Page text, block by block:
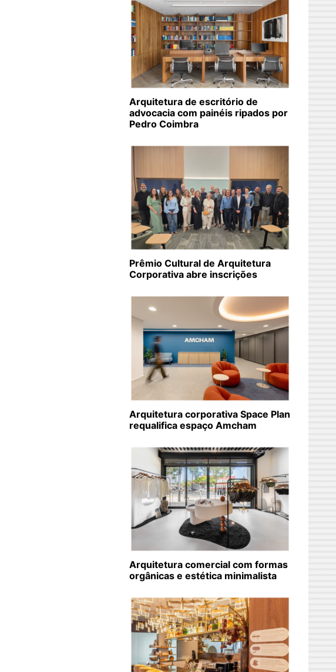
Arquitetura de escritório de
advocacia com painéis ripados por
Pedro Coimbra
Prêmio Cultural de Arquitetura
Corporativa abre inscrições
Arquitetura corporativa Space Plan
requalifica espaço Amcham
Arquitetura comercial com formas
orgânicas e estética minimalista